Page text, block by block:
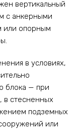
вертикальный
с анкерными
или опорным
в условиях,
блока — при
в стесненных
подземных
или